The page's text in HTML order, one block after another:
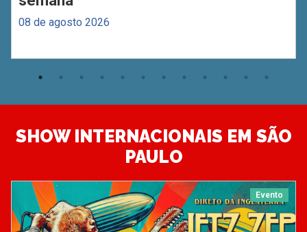
08 de agosto 2026
SHOW INTERNACIONAIS EM SÃO
PAULO
Evento